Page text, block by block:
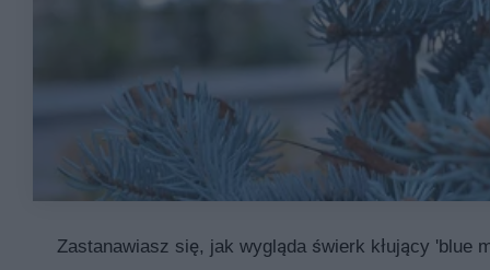
Zastanawiasz się, jak wygląda świerk kłujący 'blue